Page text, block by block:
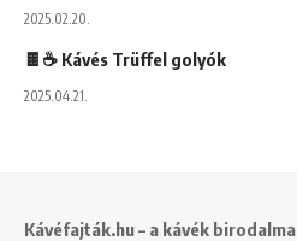
2025.02.20.
🍫☕ Kávés Trüffel golyók
2025.04.21.
Kávéfajták.hu – a kávék birodalma